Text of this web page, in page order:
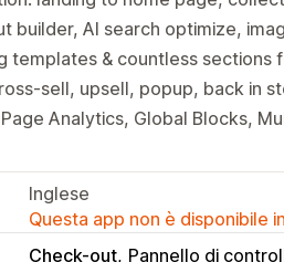
builder, AI search optimize,
templates & countless sections
sell, upsell, popup, back in
Analytics, Global Blocks,
Inglese
Questa app non è disponibile
Check-out Pannello di